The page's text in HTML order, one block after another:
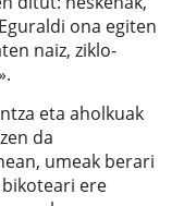
ona egiten
naiz, ziklo-
eta aholkuak
da
umeak berari
ere